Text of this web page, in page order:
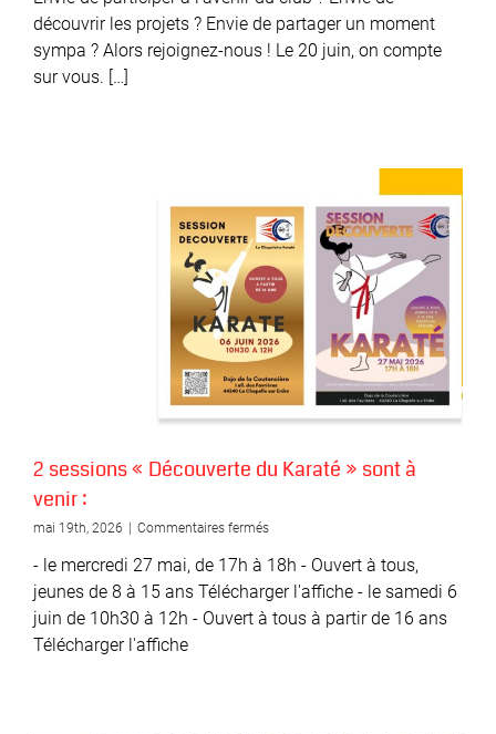
club
–
découvrir les projets ? Envie de partager un moment
sympa ? Alors rejoignez-nous ! Le 20 juin, on compte
sur vous. […]
2 sessions « Découverte du Karaté » sont à
venir :
mai 19th, 2026 Commentaires ferméssur
sessions
« Découverte
Karaté »
- le mercredi 27 mai, de 17h à 18h - Ouvert à tous,
jeunes de 8 à 15 ans Télécharger l'affiche - le samedi 6
juin de 10h30 à 12h - Ouvert à tous à partir de 16 ans
Télécharger l'affiche